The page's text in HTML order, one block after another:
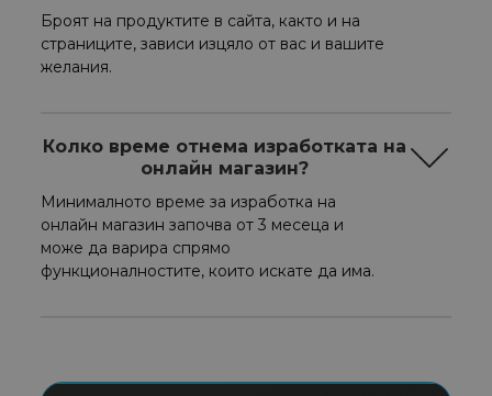
Броят на продуктите в сайта, както и на
страниците, зависи изцяло от вас и вашите
желания.
Колко време отнема изработката на
онлайн магазин?
Минималното време за изработка на
онлайн магазин започва от 3 месеца и
може да варира спрямо
функционалностите, които искате да има.